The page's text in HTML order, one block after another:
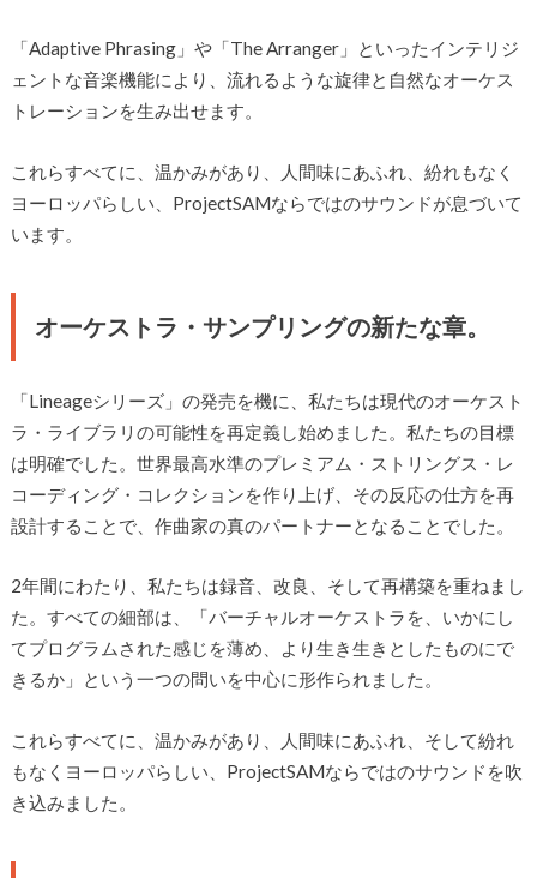
「Adaptive Phrasing」や「The Arranger」といったインテリジ
ェントな音楽機能により、流れるような旋律と自然なオーケス
トレーションを生み出せます。
これらすべてに、温かみがあり、人間味にあふれ、紛れもなく
ヨーロッパらしい、ProjectSAMならではのサウンドが息づいて
います。
オーケストラ・サンプリングの新たな章。
「Lineageシリーズ」の発売を機に、私たちは現代のオーケスト
ラ・ライブラリの可能性を再定義し始めました。私たちの目標
は明確でした。世界最高水準のプレミアム・ストリングス・レ
コーディング・コレクションを作り上げ、その反応の仕方を再
設計することで、作曲家の真のパートナーとなることでした。
2年間にわたり、私たちは録音、改良、そして再構築を重ねまし
た。すべての細部は、「バーチャルオーケストラを、いかにし
てプログラムされた感じを薄め、より生き生きとしたものにで
きるか」という一つの問いを中心に形作られました。
これらすべてに、温かみがあり、人間味にあふれ、そして紛れ
もなくヨーロッパらしい、ProjectSAMならではのサウンドを吹
き込みました。